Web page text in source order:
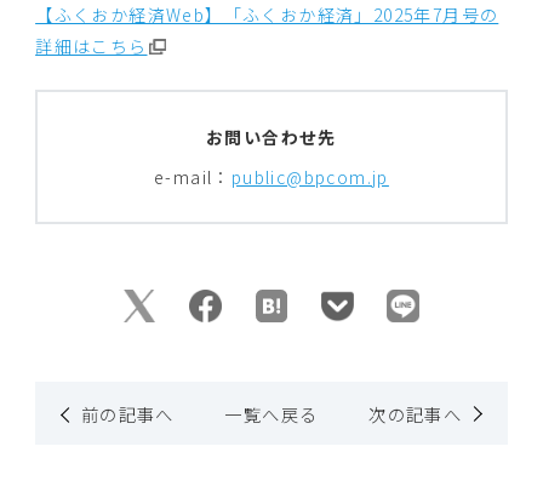
【ふくおか経済Web】「ふくおか経済」2025年7月号の
詳細はこちら
お問い合わせ先
e-mail： public@bpcom.jp
前の記事へ 一覧へ戻る 次の記事へ